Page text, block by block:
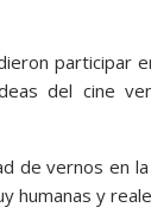
participar
del cine
de vernos en
humanas y